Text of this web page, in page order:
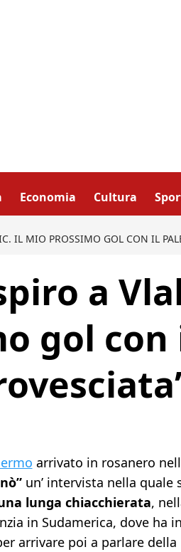
Economia Cultura
IL MIO PROSSIMO GOL CON IL
a
gol con
arrivato in rosanero
un’ intervista nella quale
lunga chiacchierata,
in Sudamerica, dove ha
arrivare poi a parlare